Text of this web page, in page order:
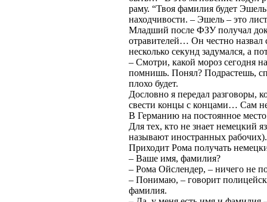
раму. “Твоя фамилия будет
находчивости. – Эшель – это
Младший после ФЗУ получал
отравителей… Он честно
несколько секунд задумался, а
– Смотри, какой мороз сегодня
помнишь. Понял? Подрастешь,
плохо будет.
Дословно я передал разговоры,
свести концы с концами… Сам
В Германию на постоянное
Для тех, кто не знает немецкий
называют иностранных рабочих).
Приходит Рома получать
– Ваше имя, фамилия?
– Рома Ойслендер, – ничего не
– Понимаю, – говорит
фамилия.